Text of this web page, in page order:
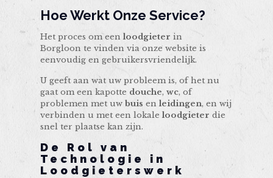
Hoe Werkt Onze Service?
Het proces om eenloodgieter in
Borgloon te vinden via onze website is
eenvoudig en gebruikersvriendelijk.
U geeft aan wat uw probleem is, of het nu
gaat om een kapotte douche,wc, of
problemen met uwbuis enleidingen, en wij
verbinden u met een lokaleloodgieter die
snel ter plaatse kan zijn.
De Rol van
Technologie in
Loodgieterswerk